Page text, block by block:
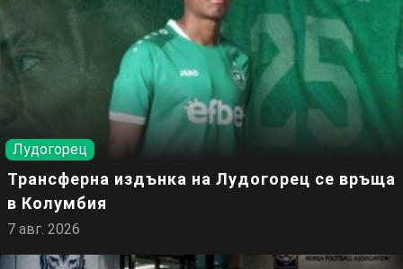
Лудогорец
Трансферна издънка на Лудогорец се връща
в Колумбия
7 авг. 2026